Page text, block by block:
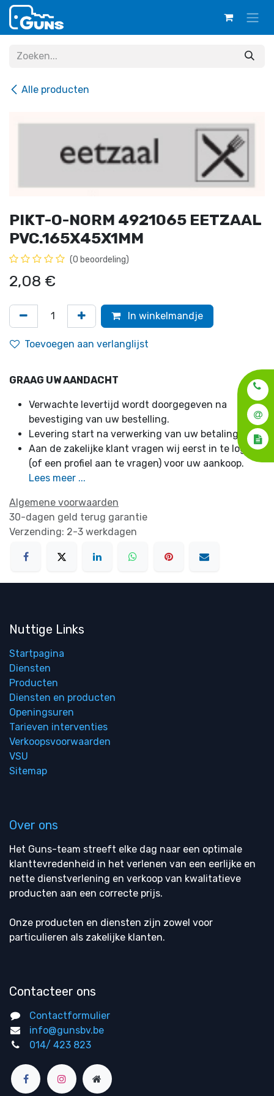
Overslaan naar inhoud
Alle producten
PIKT-O-NORM 4921065 EETZAAL
PVC.165X45X1MM
(0 beoordeling)
2,08 €
In winkelmandje
Toevoegen aan verlanglijst
GRAAG UW AANDACHT
Verwachte levertijd wordt doorgegeven na
bevestiging van uw bestelling.
Levering start na verwerking van uw betaling.
Aan de zakelijke klant vragen wij eerst in te loggen
(of een profiel aan te vragen) voor uw aankoop.
Lees meer ...
Algemene voorwaarden
30-dagen geld terug garantie
Verzending: 2-3 werkdagen
Nuttige Links
Startpagina
Diensten
Producten
Diensten en producten
Openingsuren
Tarieven interventies
Verkoopsvoorwaarden
VSU
Sitemap
Over ons
Het Guns-team streeft elke dag naar een optimale
klanttevredenheid in het verlenen van een eerlijke en
nette dienstverlening en verkoop van kwalitatieve
producten aan een correcte prijs.
Onze producten en diensten zijn zowel voor
particulieren als zakelijke klanten.
Contacteer ons
Contactformulier
info@gunsbv.be
014/ 423 823